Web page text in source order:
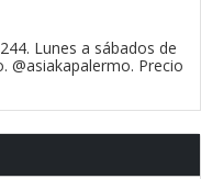
Lunes a sábados de
@asiakapalermo. Precio